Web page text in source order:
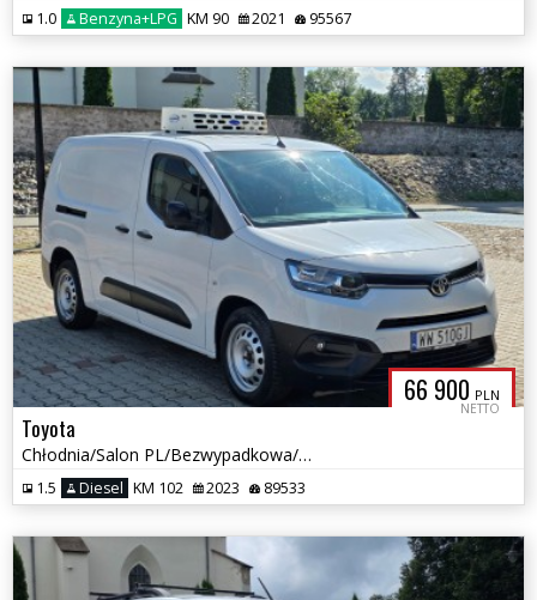
1.0 Benzyna+LPG KM 90 2021 95567
66 900 PLN
NETTO
Toyota
Chłodnia/Salon PL/Bezwypadkowa/Wersja L2/Gwarancja
1.5 Diesel KM 102 2023 89533